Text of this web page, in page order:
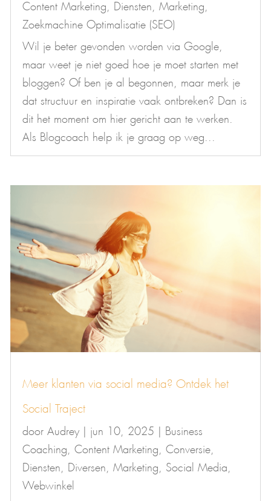
Content Marketing Diensten Marketing
Zoekmachine Optimalisatie (SEO)
Wil je beter gevonden worden via Google,
maar weet je niet goed hoe je moet starten met
bloggen? Of ben je al begonnen, maar merk je
dat structuur en inspiratie vaak ontbreken? Dan is
dit het moment om hier gericht aan te werken.
Als Blogcoach help ik je graag op weg...
Meer klanten via social media? Ontdek het
Social Traject
Audrey jun 10, 2025 Business
Coaching Content Marketing Conversie
Diensten Diversen Marketing Social Media
Webwinkel